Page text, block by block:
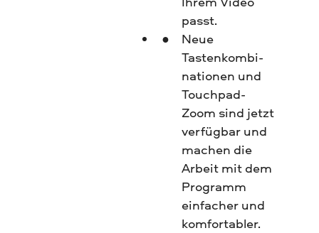
passt.
Neue
Tastenkombi­
nati­onen und
Touchpad-
Zoom sind jetzt
verfügbar und
machen die
Arbeit mit dem
Programm
einfacher und
komfortabler.